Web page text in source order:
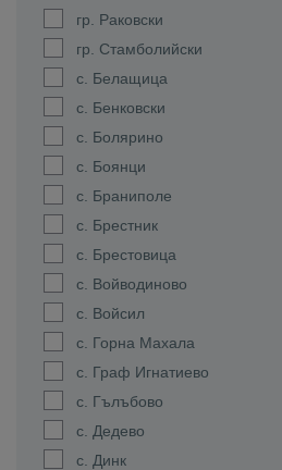
гр. Раковски
гр. Стамболийски
с. Белащица
с. Бенковски
с. Болярино
с. Боянци
с. Браниполе
с. Брестник
с. Брестовица
с. Войводиново
с. Войсил
с. Горна Махала
с. Граф Игнатиево
с. Гълъбово
с. Дедево
с. Динк